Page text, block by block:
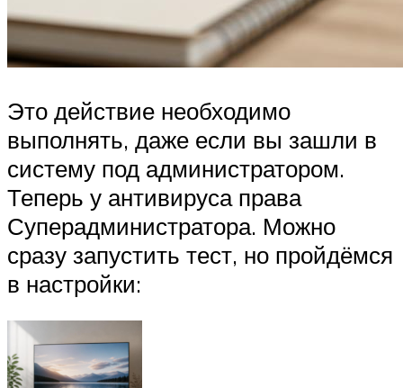
Это действие необходимо
выполнять, даже если вы зашли в
систему под администратором.
Теперь у антивируса права
Суперадминистратора. Можно
сразу запустить тест, но пройдёмся
в настройки: